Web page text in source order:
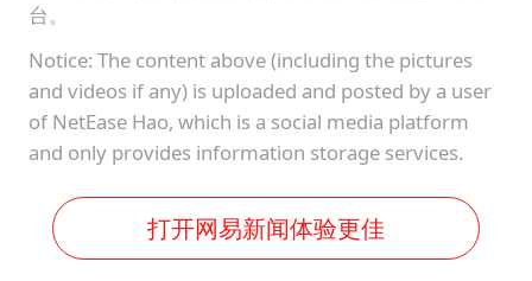
台。
Notice: The content above (including the pictures
and videos if any) is uploaded and posted by a user
of NetEase Hao, which is a social media platform
and only provides information storage services.
打开网易新闻体验更佳